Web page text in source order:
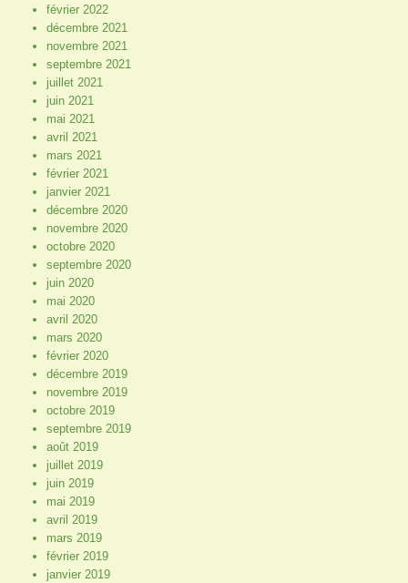
février 2022
décembre 2021
novembre 2021
septembre 2021
juillet 2021
juin 2021
mai 2021
avril 2021
mars 2021
février 2021
janvier 2021
décembre 2020
novembre 2020
octobre 2020
septembre 2020
juin 2020
mai 2020
avril 2020
mars 2020
février 2020
décembre 2019
novembre 2019
octobre 2019
septembre 2019
août 2019
juillet 2019
juin 2019
mai 2019
avril 2019
mars 2019
février 2019
janvier 2019